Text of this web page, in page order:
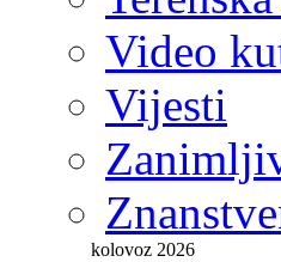
Video
Vijesti
kolovoz 2026